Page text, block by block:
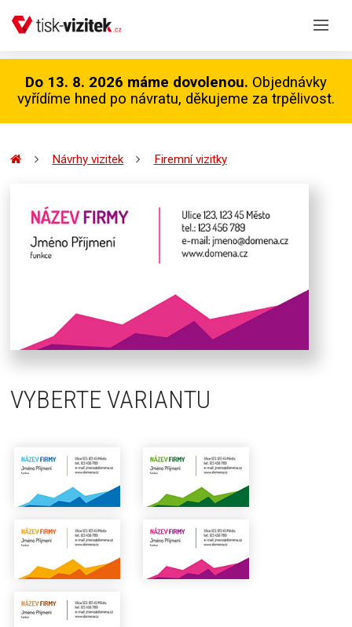
Do 13. 8. 2026 máme dovolenou. Objednávky
vyřídíme hned po návratu, děkujeme za trpělivost.
Návrhy vizitek Firemní vizitky
VYBERTE VARIANTU